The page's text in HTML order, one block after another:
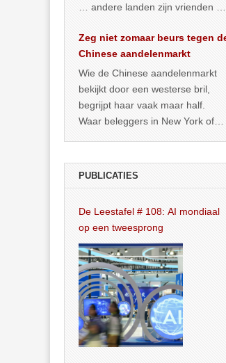
… andere landen zijn vrienden of
Zeg niet zomaar beurs tegen
Chinese aandelenmarkt
Wie de Chinese aandelenmarkt
bekijkt door een westerse bril,
begrijpt haar vaak maar half.
Waar beleggers in New York of
PUBLICATIES
De Leestafel # 108: AI mondiaal
op een tweesprong